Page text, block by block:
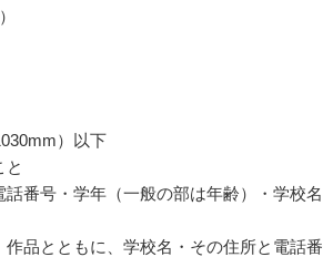
）以下
と
番号・学年（一般の部は年齢）・学校名
品とともに、学校名・その住所と電話番